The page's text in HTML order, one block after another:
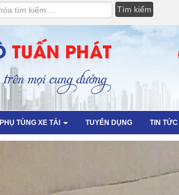
PHỤ TÙNG XE TẢI TUYỂN DỤNG TIN TỨC